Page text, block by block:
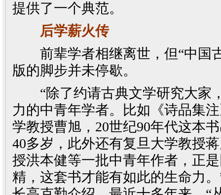
提供了一个典范。
后学薪火传
前辈学者相继离世，但“中国
版的脚步并未停歇。
“除了约请古典文学研究大家
力的中青年学者。比如《诗品集
学教授曹旭，20世纪90年代这本
40多岁，此外还有复旦大学教授
授洪本健等一批中青年作者，正
精，这套书才能有如此的生命力